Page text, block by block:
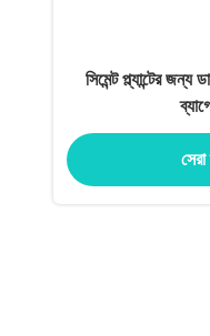
সিমেন্ট প্ল্যান্টের জন্য